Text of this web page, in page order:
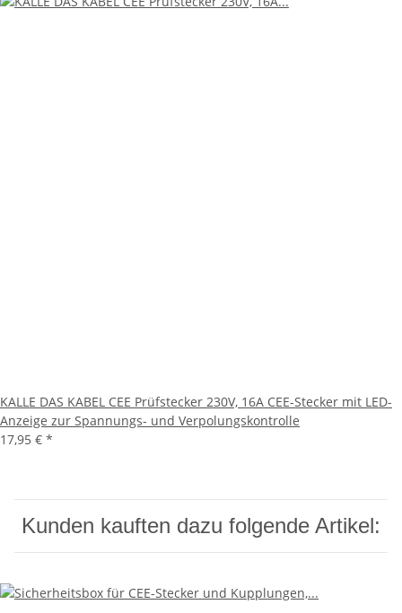
KALLE DAS KABEL CEE Prüfstecker 230V, 16A CEE-Stecker mit LED-
Anzeige zur Spannungs- und Verpolungskontrolle
17,95 € *
Kunden kauften dazu folgende Artikel: